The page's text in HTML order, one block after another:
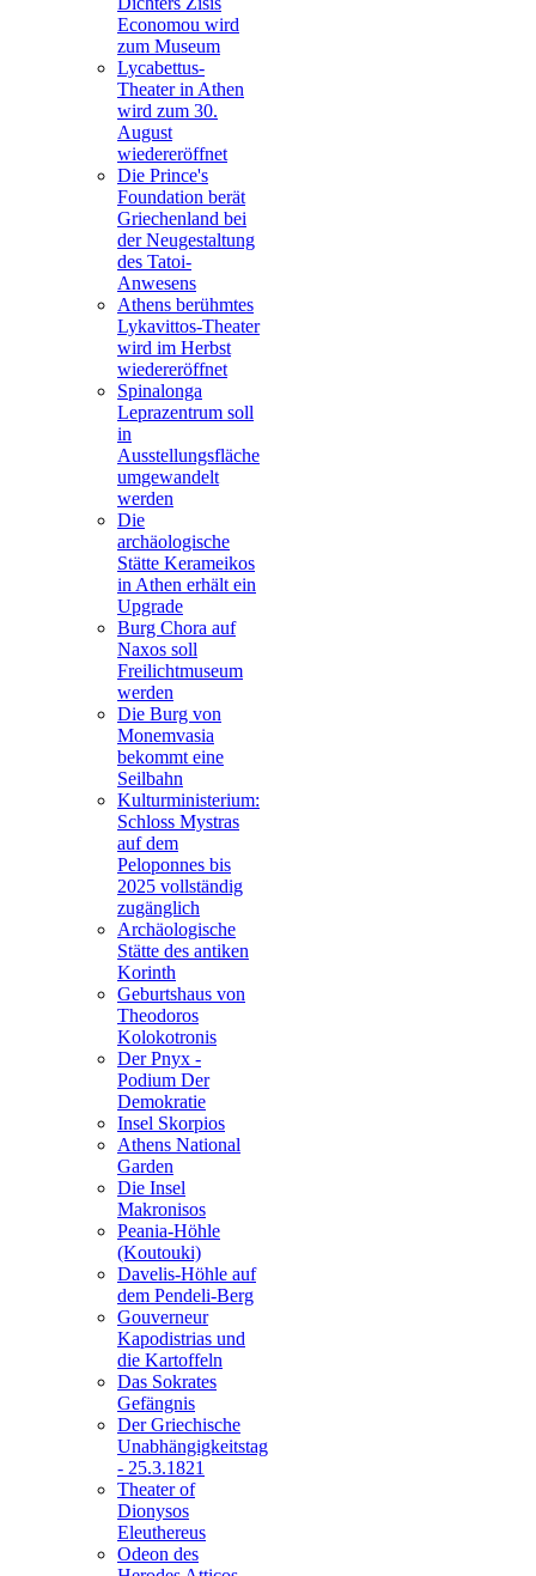
Economou wird
zum Museum
Lycabettus-
Theater in Athen
wird zum 30.
August
wiedereröffnet
Die Prince's
Foundation berät
Griechenland bei
der Neugestaltung
des Tatoi-
Anwesens
Athens berühmtes
Lykavittos-Theater
wird im Herbst
wiedereröffnet
Spinalonga
Leprazentrum soll
in
Ausstellungsfläche
umgewandelt
werden
Die
archäologische
Stätte Kerameikos
in Athen erhält ein
Upgrade
Burg Chora auf
Naxos soll
Freilichtmuseum
werden
Die Burg von
Monemvasia
bekommt eine
Seilbahn
Kulturministerium:
Schloss Mystras
auf dem
Peloponnes bis
2025 vollständig
zugänglich
Archäologische
Stätte des antiken
Korinth
Geburtshaus von
Theodoros
Kolokotronis
Der Pnyx -
Podium Der
Demokratie
Insel Skorpios
Athens National
Garden
Die Insel
Makronisos
Peania-Höhle
(Koutouki)
Davelis-Höhle auf
dem Pendeli-Berg
Gouverneur
Kapodistrias und
die Kartoffeln
Das Sokrates
Gefängnis
Der Griechische
Unabhängigkeitstag
- 25.3.1821
Theater of
Dionysos
Eleuthereus
Odeon des